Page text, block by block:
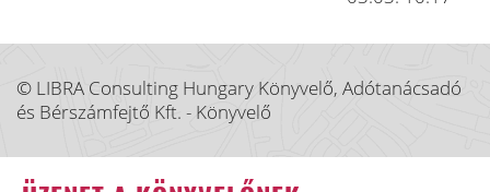
© LIBRA Consulting Hungary Könyvelő, Adótanácsadó
és Bérszámfejtő Kft. - Könyvelő